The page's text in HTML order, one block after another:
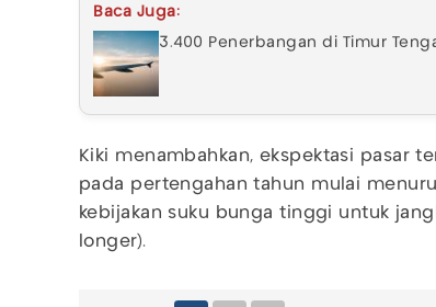
Baca Juga:
3.400 Penerbangan di Timur
Kiki menambahkan, ekspektasi pasar
pada pertengahan tahun mulai
kebijakan suku bunga tinggi untuk
longer).